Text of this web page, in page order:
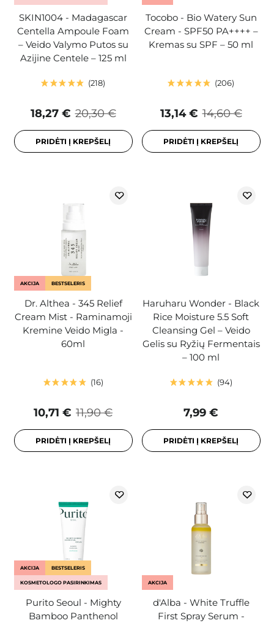
SKIN1004 - Madagascar
Centella Ampoule Foam
– Veido Valymo Putos su
Azijine Centele – 125 ml
218
20,30 €
18,27 €
PRIDĖTI Į KREPŠELĮ
Tocobo - Bio Watery Sun
Cream - SPF50 PA++++ –
Kremas su SPF – 50 ml
206
14,60 €
13,14 €
PRIDĖTI Į KREPŠELĮ
AKCIJA BESTSELERIS
Dr. Althea - 345 Relief
Cream Mist - Raminamoji
Kremine Veido Migla -
60ml
16
11,90 €
10,71 €
PRIDĖTI Į KREPŠELĮ
Haruharu Wonder - Black
Rice Moisture 5.5 Soft
Cleansing Gel – Veido
Gelis su Ryžių Fermentais
– 100 ml
94
7,99 €
PRIDĖTI Į KREPŠELĮ
AKCIJA BESTSELERIS
KOSMETOLOGO PASIRINKIMAS
Purito Seoul - Mighty
Bamboo Panthenol
AKCIJA
d'Alba - White Truffle
First Spray Serum -